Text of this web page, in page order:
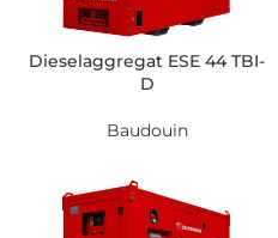
Dieselaggregat ESE 44 TBI-
D
Baudouin